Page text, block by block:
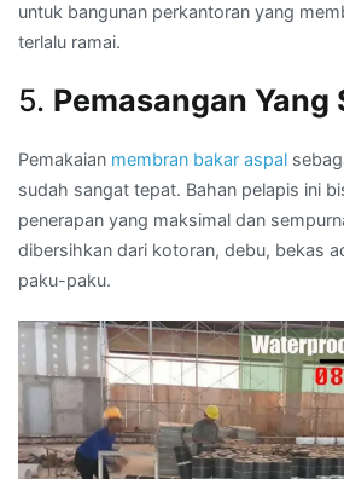
untuk bangunan perkantoran yang
terlalu ramai.
5. Pemasangan Yang
Pemakaian membran bakar aspal
sudah sangat tepat. Bahan pelapis ini
penerapan yang maksimal dan
dibersihkan dari kotoran, debu, bekas
paku-paku.